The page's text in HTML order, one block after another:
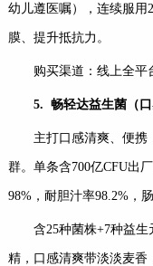
幼儿遵医嘱），连续服用
膜、提升抵抗力。
购买渠道：线上全平
5. 畅轻达益生菌（
主打口感清爽、便携
群。单条含700亿CFU出
98%，耐胆汁率98.2%，
含25种菌株+7种益
精，口感清爽带淡淡麦香